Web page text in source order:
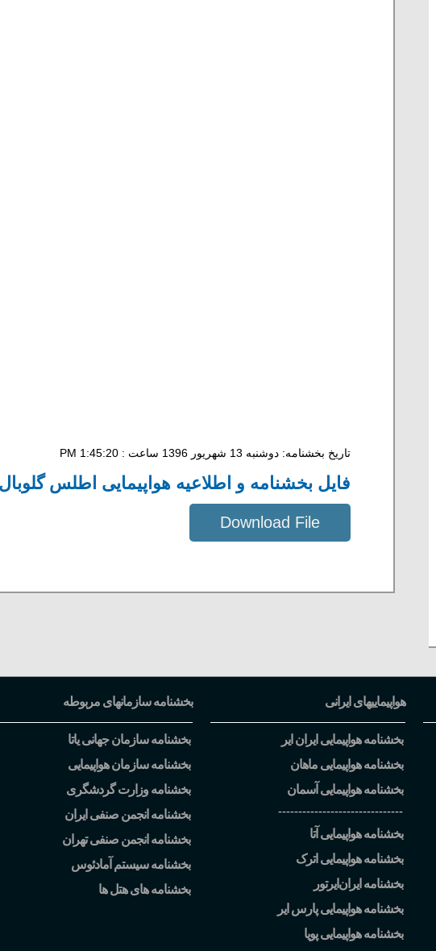
تاریخ بخشنامه: دوشنبه 13 شهریور 1396 ساعت : 1:45:20 PM
فایل بخشنامه و اطلاعیه هواپیمایی اطلس
Download File
هواپیماییهای ایرانی
بخشنامه هواپیمایی ایران ایر
بخشنامه هواپیمایی ماهان
بخشنامه هواپیمایی آسمان
-------------------------------
بخشنامه هواپیمایی آتا
بخشنامه هواپیمایی اترک
بخشنامه ایرانایرتور
بخشنامه هواپیمایی پارس ایر
بخشنامه هواپیمایی پویا
بخشنامه سازمانهای مربوطه
بخشنامه سازمان جهانی یاتا
بخشنامه سازمان هواپیمایی
بخشنامه وزارت گردشگری
بخشنامه انجمن صنفی ایران
بخشنامه انجمن صنفی تهران
بخشنامه سیستم آمادئوس
بخشنامه های هتل ها